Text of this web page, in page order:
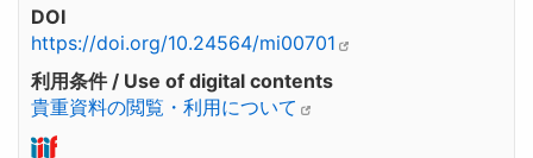
DOI
https://doi.org/10.24564/mi00701
利用条件 / Use of digital contents
貴重資料の閲覧・利用について